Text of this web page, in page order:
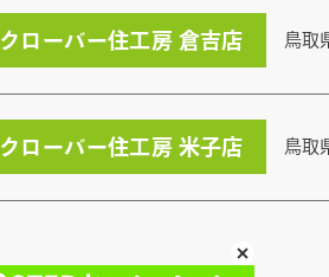
クローバー住工房 倉吉店 鳥取
クローバー住工房 米子店 鳥取